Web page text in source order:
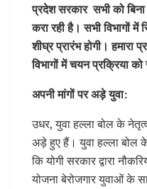
प्रदेश सरकार सभी को
करा रही है। सभी विभागों में
शीघ्र प्रारंभ होगी। हमारा
विभागों में चयन प्रक्रिया
अपनी मांगों पर अड़े युवा:
उधर, युवा हल्ला बोल के
अड़े हुए हैं। युवा हल्ला बोल
कि योगी सरकार द्वारा
योजना बेरोजगार युवाओं के